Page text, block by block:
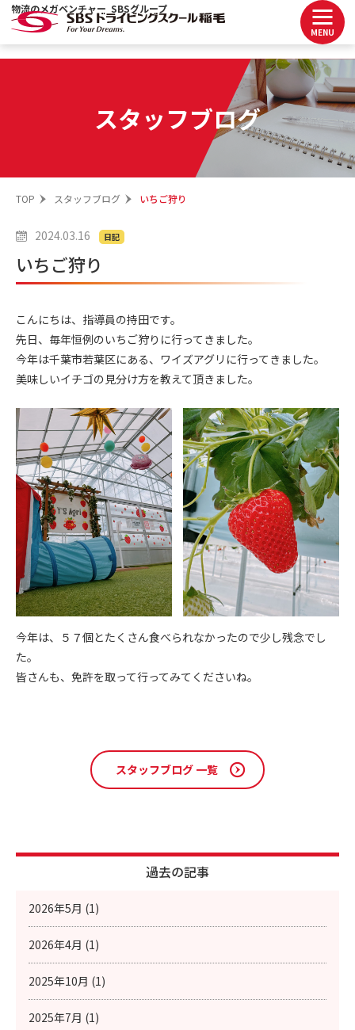
物流のメガベンチャー SBSグループ
MENU
スタッフブログ
TOP スタッフブログ いちご狩り
2024.03.16 日記
いちご狩り
こんにちは、指導員の持田です。
先日、毎年恒例のいちご狩りに行ってきました。
今年は千葉市若葉区にある、ワイズアグリに行ってきました。
美味しいイチゴの見分け方を教えて頂きました。
今年は、５７個とたくさん食べられなかったので少し残念でし
た。
皆さんも、免許を取って行ってみてくださいね。
スタッフブログ 一覧
過去の記事
2026年5月 (1)
2026年4月 (1)
2025年10月 (1)
2025年7月 (1)